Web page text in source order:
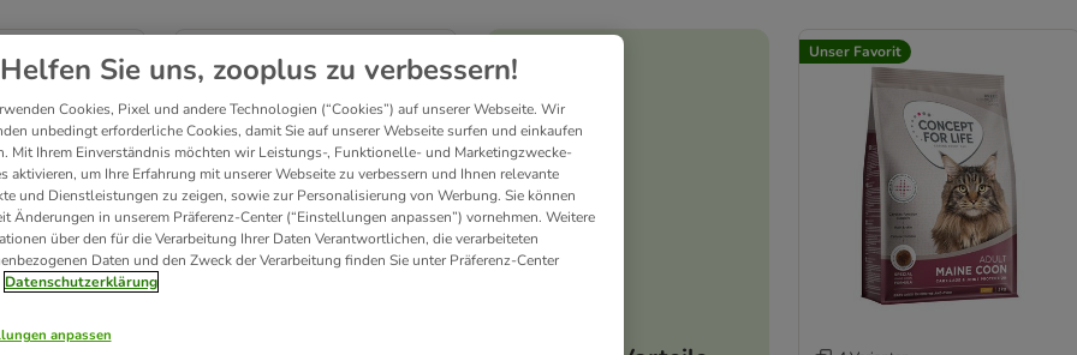
been changed
Unser Favorit
Helfen Sie uns, zooplus zu verbessern!
Cookies, Pixel und andere Technologien (“Cookies”) auf unserer Webseite. Wir
unbedingt erforderliche Cookies, damit Sie auf unserer Webseite surfen und einkaufen
Mit Ihrem Einverständnis möchten wir Leistungs-, Funktionelle- und Marketingzwecke-
aktivieren, um Ihre Erfahrung mit unserer Webseite zu verbessern und Ihnen relevante
und Dienstleistungen zu zeigen, sowie zur Personalisierung von Werbung. Sie können
Änderungen in unserem Präferenz-Center (“Einstellungen anpassen”) vornehmen. Weitere
über den für die Verarbeitung Ihrer Daten Verantwortlichen, die verarbeiteten
Daten und den Zweck der Verarbeitung finden Sie unter Präferenz-Center
Datenschutzerklärung
anpassen